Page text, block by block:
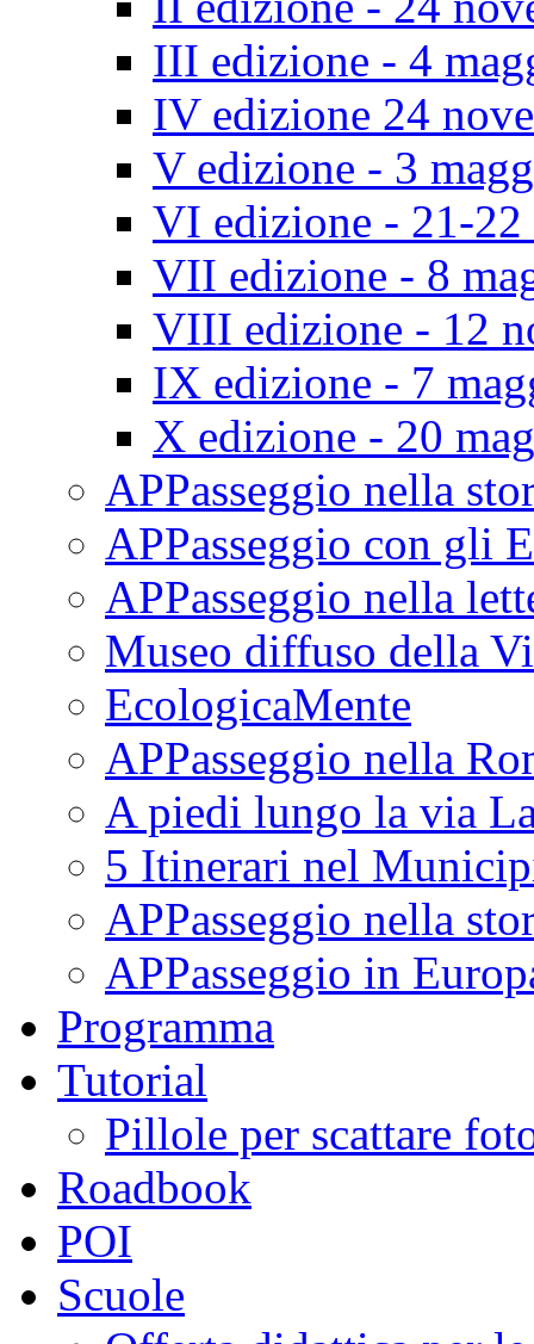
III edizione - 4
IV edizione 24
V edizione - 3
VI edizione - 21-22
VII edizione - 8
VIII edizione - 12
IX edizione - 7
X edizione - 20
APPasseggio nella
APPasseggio con gli
APPasseggio nella
Museo diffuso della
EcologicaMente
APPasseggio nella
A piedi lungo la via
5 Itinerari nel
APPasseggio nella
APPasseggio in
Programma
Tutorial
Pillole per scattare
Roadbook
POI
Scuole